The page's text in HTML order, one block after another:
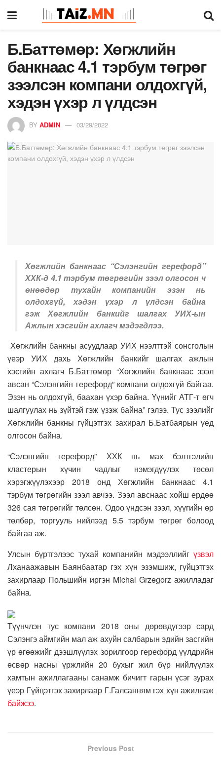
Б.Баттөмөр: Хөгжлийн
банкнаас 4.1 тэрбум төгрөг
зээлсэн компани олдохгүй,
хэдэн үхэр л үлдсэн
BY ADMIN 03/29/2022
Хөгжлийн банкнаас “Сэлэнгийн герефорд”
ХХК-д 4.1 тэрбум төгрөгийн зээл олгосон ч
өнөөдөр тухайн компанийн эзэн нь
олдохгүй, хэдэн үхэр л үлдсэн байна
гэж Хөгжлийн банкийг шалгах УИХ-ын
Ажлын хэсгийн ахлагч мэдэгдлээ.
Хөгжлийн банкны асуудлаар УИХ нээлттэй сонсголын
үеэр УИХ дахь Хөгжлийн банкийг шалгах ажлын
хэсгийн ахлагч Б.Баттөмөр “Хөгжлийн банкнаас зээл
авсан “Сэлэнгийн герефорд” компани олдохгүй байгаа.
Эзэн нь олдохгүй, баахан үхэр байна. Үүнийг АТГ-т өгч
шалгуулах нь зүйтэй гэж үзэж байна” гэлээ. Тус зээлийг
Хөгжлийн банкны гүйцэтгэх захирал Б.Батбаярын үед
олгосон байна.
“Сэлэнгийн герефорд” ХХК нь мах бэлтгэлийн
кластерын хүчин чадлыг нэмэгдүүлэх төсөл
хэрэгжүүлэхээр 2018 онд Хөгжлийн банкнаас 4.1
тэрбум төгрөгийн зээл авчээ. Зээл авснаас хойш ердөө
326 сая төгрөгийг төлсөн. Одоо үндсэн зээл, хүүгийн өр
төлбөр, торгууль нийлээд 5.5 тэрбум төгрөг болоод
байгаа аж.
Улсын бүртгэлээс тухай компанийн мэдээллийг үзвэл
Лханаажавын Баянбаатар гэх хүн эзэмшиж, гүйцэтгэх
захирлаар Польшийн иргэн Michal Grzegorz ажилладаг
байна.
Түүнчлэн тус компани 2018 оны дөрөвдүгээр сард
Сэлэнгэ аймгийн мал аж ахуйн салбарын эдийн засгийн
үр өгөөжийг дээшлүүлэх зорилгоор герефорд үүлдрийн
өсвөр насны үржлийн 20 бухыг жил бүр нийлүүлэх
хамтын ажиллагааны санамж бичигт гарын үсэг зурах
үеэр Гүйцэтгэх захирлаар Г.Галсанням гэх хүн ажиллаж
байжээ.
Previous Post